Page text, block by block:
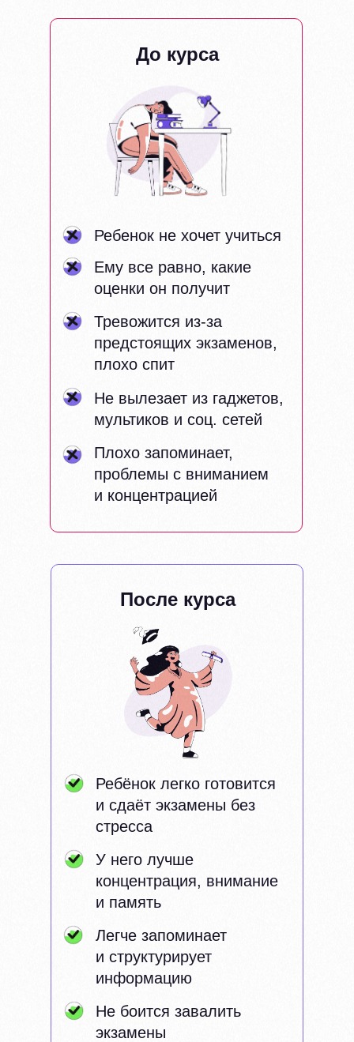
Ребенок не хочет учиться
После курса
Ему все равно, какие
оценки он получит
Тревожится из-за
предстоящих экзаменов,
плохо спит
Не вылезает из гаджетов,
мультиков и соц. сетей
Плохо запоминает,
проблемы с вниманием
и концентрацией
До курса
Ребёнок легко готовится
и сдаёт экзамены без
стресса
Не боится завалить
экзамены
Легче запоминает
и структурирует
информацию
У него лучше
концентрация, внимание
и память